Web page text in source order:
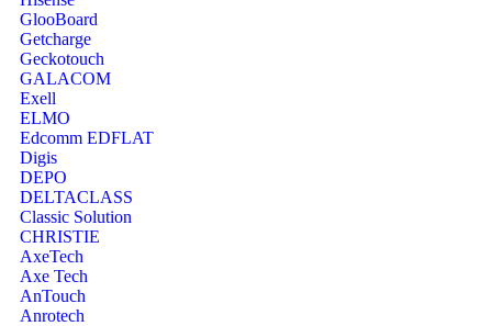
GlooBoard
Getcharge
Geckotouch
GALACOM
Exell
ELMO
Edcomm EDFLAT
Digis
DEPO
DELTACLASS
Classic Solution
CHRISTIE
AxeTech
Axe Tech
AnTouch
Anrotech